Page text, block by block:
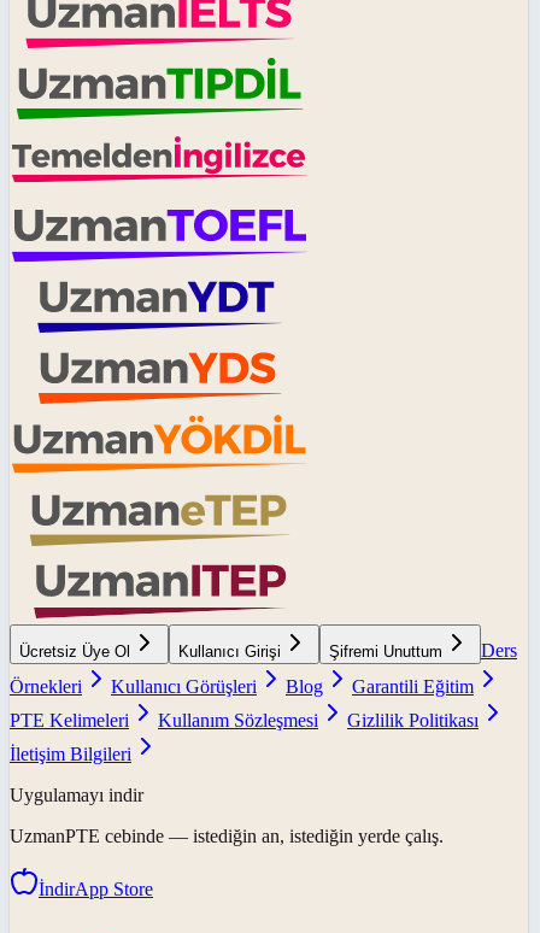
Ücretsiz Üye Ol Kullanıcı Girişi Şifremi Unuttum
Ders
Örnekleri
Kullanıcı Görüşleri Blog
Garantili Eğitim
PTE Kelimeleri
Kullanım Sözleşmesi
Gizlilik Politikası
İletişim Bilgileri
Uygulamayı indir
UzmanPTE cebinde — istediğin an, istediğin yerde çalış.
İndirApp Store